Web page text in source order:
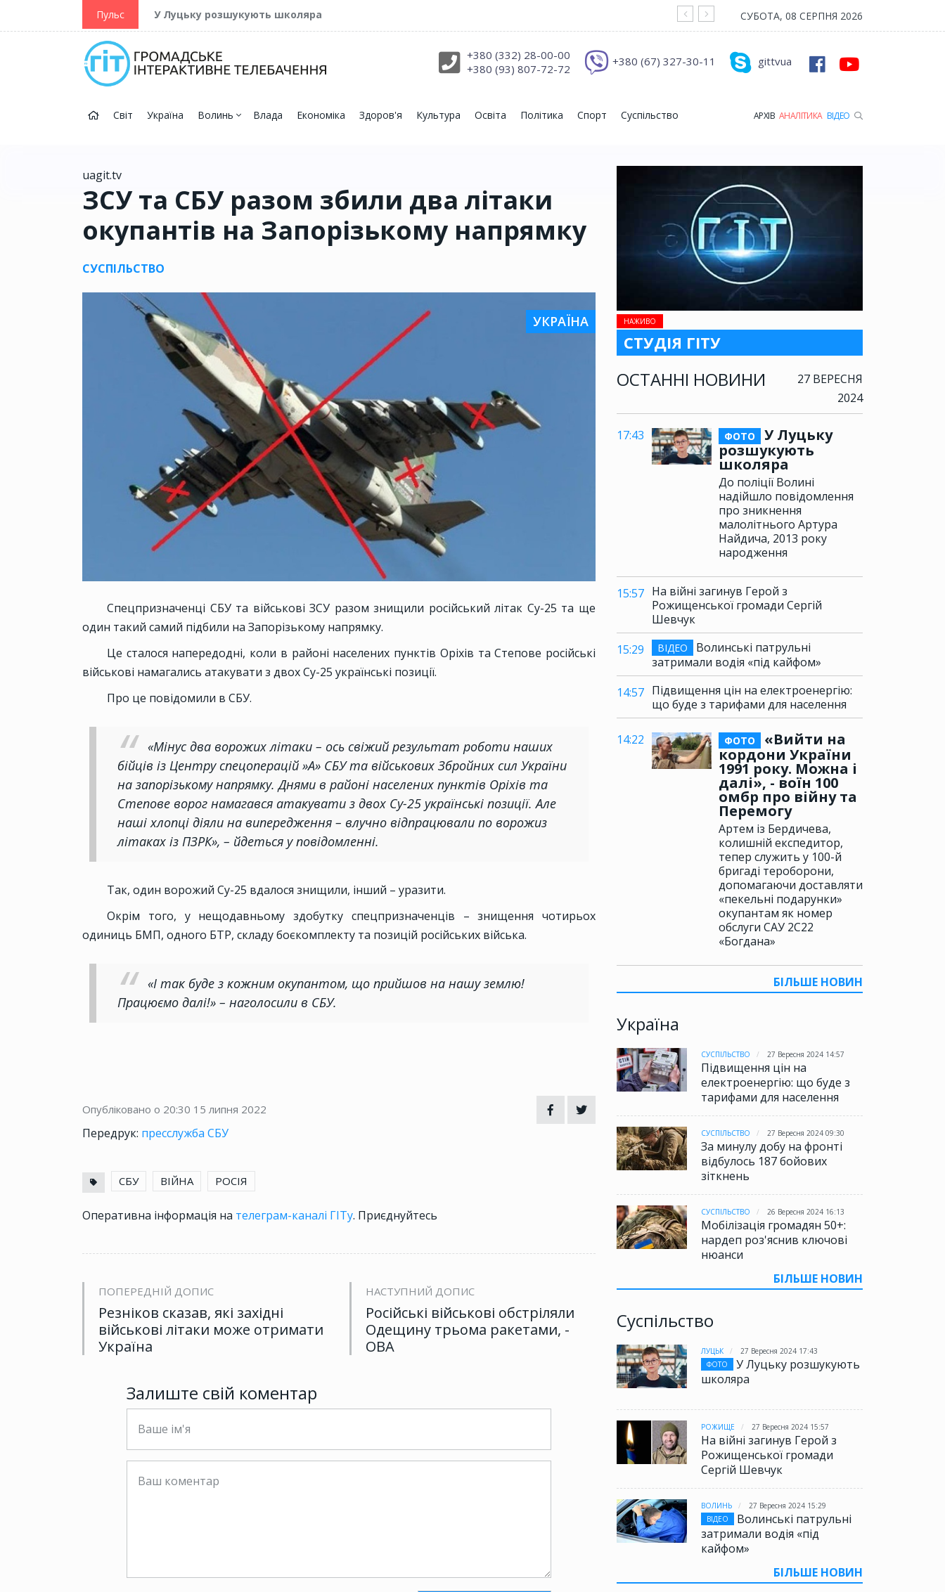
Пульс У Луцьку розшукують школяра На війні загинув Герой з Рожищенської
СУБОТА, 08 СЕРПНЯ 2026
gittvua
+380 (67) 327-30-11
+380 (332) 28-00-00
+380 (93) 807-72-72
Світ Україна Волинь Влада Економіка Здоров'я Культура Освіта Політика Спорт Суспільство АРХІВ АНАЛІТИКА ВІДЕО
НАЖИВО
СТУДІЯ ГІТУ
ОСТАННІ НОВИНИ
27 ВЕРЕСНЯ
2024
17:43 ФОТО
У Луцьку
розшукують
школяра
До поліції Волині
надійшло повідомлення
про зникнення
малолітнього Артура
Найдича, 2013 року
народження
15:57 На війні загинув Герой з
Рожищенської громади Сергій
Шевчук
15:29
ВІДЕО
Волинські патрульні
затримали водія «під кайфом»
14:57 Підвищення цін на електроенергію:
що буде з тарифами для населення
14:22 ФОТО
«Вийти на
кордони України
1991 року. Можна і
далі», - воїн 100
омбр про війну та
Перемогу
Артем із Бердичева,
колишній експедитор,
тепер служить у 100-й
бригаді тероборони,
допомагаючи доставляти
«пекельні подарунки»
окупантам як номер
обслуги САУ 2С22
«Богдана»
БІЛЬШЕ НОВИН
Україна
СУСПІЛЬСТВО 27 Вересня 2024 14:57
Підвищення цін на
електроенергію: що буде з
тарифами для населення
СУСПІЛЬСТВО 27 Вересня 2024 09:30
За минулу добу на фронті
відбулось 187 бойових
зіткнень
СУСПІЛЬСТВО 26 Вересня 2024 16:13
Мобілізація громадян 50+:
нардеп роз'яснив ключові
нюанси
БІЛЬШЕ НОВИН
Суспільство
ЛУЦЬК
27 Вересня 2024 17:43
ФОТО
У Луцьку розшукують
школяра
РОЖИЩЕ 27 Вересня 2024 15:57
На війні загинув Герой з
Рожищенської громади
Сергій Шевчук
ВОЛИНЬ
27 Вересня 2024 15:29
ВІДЕО
Волинські патрульні
затримали водія «під
кайфом»
БІЛЬШЕ НОВИН
uagit.tv
ЗСУ та СБУ разом збили два літаки
окупантів на Запорізькому напрямку
СУСПІЛЬСТВО
УКРАЇНА
Спецпризначенці СБУ та військові ЗСУ разом знищили російський літак Су-25 та ще
один такий самий підбили на Запорізькому напрямку.
Це сталося напередодні, коли в районі населених пунктів Оріхів та Степове російські
військові намагались атакувати з двох Су-25 українські позиції.
Про це повідомили в СБУ.
«Мінус два ворожих літаки – ось свіжий результат роботи наших
бійців із Центру спецоперацій »А» СБУ та військових Збройних сил України
на запорізькому напрямку. Днями в районі населених пунктів Оріхів та
Степове ворог намагався атакувати з двох Су-25 українські позиції. Але
наші хлопці діяли на випередження – влучно відпрацювали по ворожиз
літаках із ПЗРК», – йдеться у повідомленні.
Так, один ворожий Су-25 вдалося знищили, інший – уразити.
Окрім того, у нещодавньому здобутку спецпризначенців – знищення чотирьох
одиниць БМП, одного БТР, складу боєкомплекту та позицій російських війська.
«І так буде з кожним окупантом, що прийшов на нашу землю!
Працюємо далі!» – наголосили в СБУ.
Опубліковано о 20:30 15 липня 2022
Передрук: пресслужба СБУ
СБУ ВІЙНА РОСІЯ
Оперативна інформація на телеграм-каналі ГІТу. Приєднуйтесь
ПОПЕРЕДНІЙ ДОПИС
Резніков сказав, які західні
військові літаки може отримати
Україна
НАСТУПНИЙ ДОПИС
Російські військові обстріляли
Одещину трьома ракетами, -
ОВА
Залиште свій коментар